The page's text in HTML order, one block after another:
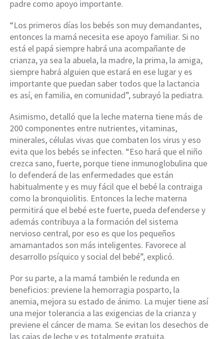
padre como apoyo importante.
“Los primeros días los bebés son muy demandantes,
entonces la mamá necesita ese apoyo familiar. Si no
está el papá siempre habrá una acompañante de
crianza, ya sea la abuela, la madre, la prima, la amiga,
siempre habrá alguien que estará en ese lugar y es
importante que puedan saber todos que la lactancia
es así, en familia, en comunidad”, subrayó la pediatra.
Asimismo, detalló que la leche materna tiene más de
200 componentes entre nutrientes, vitaminas,
minerales, células vivas que combaten los virus y eso
evita que los bebés se infecten. “Eso hará que el niño
crezca sano, fuerte, porque tiene inmunoglobulina que
lo defenderá de las enfermedades que están
habitualmente y es muy fácil que el bebé la contraiga
como la bronquiolitis. Entonces la leche materna
permitirá que el bebé este fuerte, pueda defenderse y
además contribuya a la formación del sistema
nervioso central, por eso es que los pequeños
amamantados son más inteligentes. Favorece al
desarrollo psíquico y social del bebé”, explicó.
Por su parte, a la mamá también le redunda en
beneficios: previene la hemorragia posparto, la
anemia, mejora su estado de ánimo. La mujer tiene así
una mejor tolerancia a las exigencias de la crianza y
previene el cáncer de mama. Se evitan los desechos de
las cajas de leche y es totalmente gratuita.